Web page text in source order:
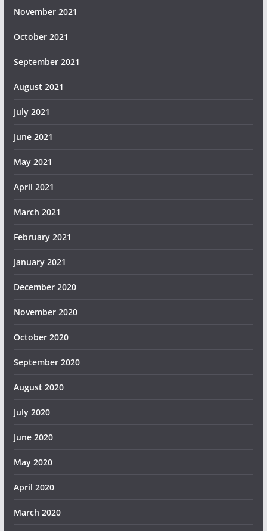
November 2021
October 2021
September 2021
August 2021
July 2021
June 2021
May 2021
April 2021
March 2021
February 2021
January 2021
December 2020
November 2020
October 2020
September 2020
August 2020
July 2020
June 2020
May 2020
April 2020
March 2020